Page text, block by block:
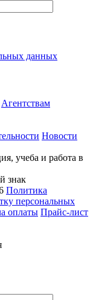
данных
Агентствам
Новости
учеба и работа в
знак
Политика
персональных
оплаты Прайс-лист